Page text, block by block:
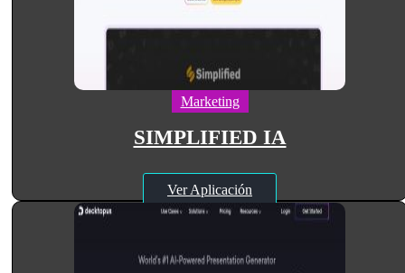
Marketing
SIMPLIFIED IA
Ver Aplicación